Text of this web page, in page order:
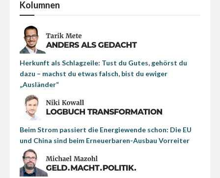
Kolumnen
Herkunft als Schlagzeile: Tust du Gutes, gehörst du
dazu – machst du etwas falsch, bist du ewiger
„Ausländer“
Beim Strom passiert die Energiewende schon: Die EU
und China sind beim Erneuerbaren-Ausbau Vorreiter